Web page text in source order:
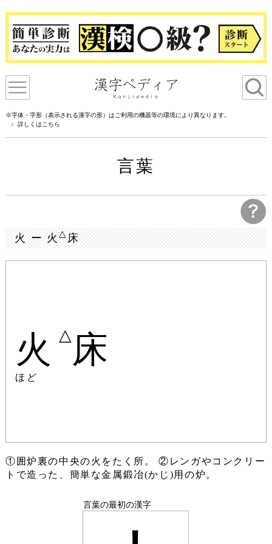
※字体・字形（表示される漢字の形）はご利用の機器等の環境により異なります。
詳しくはこちら
言葉
火 ー 火△床
火 △床
ほど
①囲炉裏の中央の火をたく所。 ②レンガやコンクリー
トで造った、簡単な金属鍛冶(かじ)用の炉。
言葉の最初の漢字